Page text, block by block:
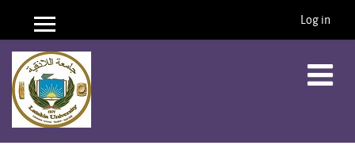
Skip to main content
Side panel Log in